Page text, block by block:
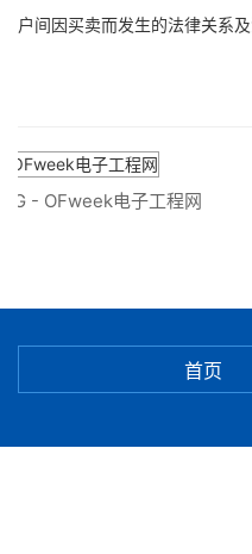
户间因买卖而发生的法律关系
- OFweek电子工程网
首页